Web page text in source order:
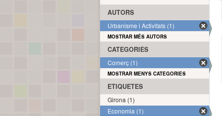
AUTORS
Urbanisme i Activitats (1)
MOSTRAR MÉS AUTORS
CATEGORIES
Comerç (1)
MOSTRAR MENYS CATEGORIES
ETIQUETES
Girona (1)
Economia (1)